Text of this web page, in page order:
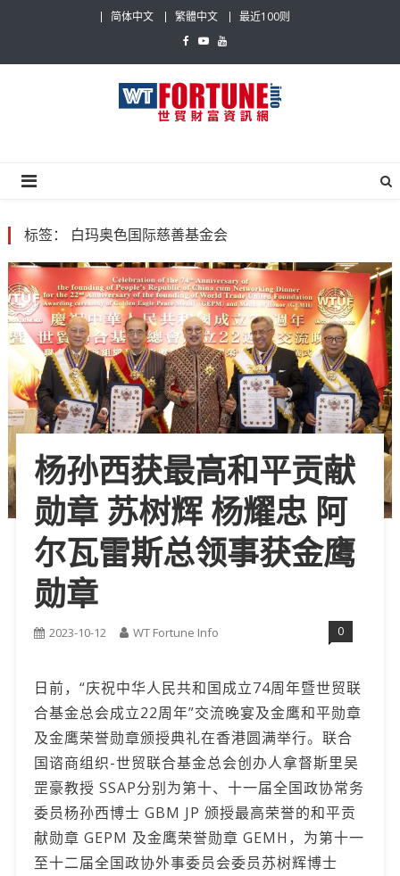
简体中文 繁體中文 最近100则
标签： 白玛奥色国际慈善基金会
杨孙西获最高和平贡献
勋章 苏树辉 杨耀忠 阿
尔瓦雷斯总领事获金鹰
勋章
2023-10-12 WT Fortune Info 0
日前，“庆祝中华人民共和国成立74周年暨世贸联
合基金总会成立22周年”交流晚宴及金鹰和平勋章
及金鹰荣誉勋章颁授典礼在香港圆满举行。联合
国谘商组织-世贸联合基金总会创办人拿督斯里吴
罡豪教授 SSAP分别为第十、十一届全国政协常务
委员杨孙西博士 GBM JP 颁授最高荣誉的和平贡
献勋章 GEPM 及金鹰荣誉勋章 GEMH，为第十一
至十二届全国政协外事委员会委员苏树辉博士